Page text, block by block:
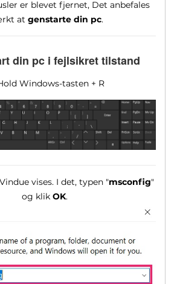
er blevet fjernet, Det anbefales
at genstarte din pc.
din pc i fejlsikret tilstand
Windows-tasten + R
vises. I det, typen "msconfig"
og klik OK.